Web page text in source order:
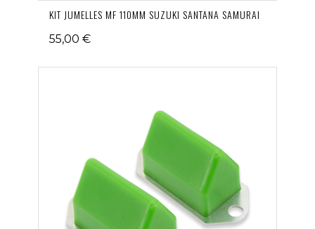
KIT JUMELLES MF 110MM SUZUKI SANTANA SAMURAI
55,00 €